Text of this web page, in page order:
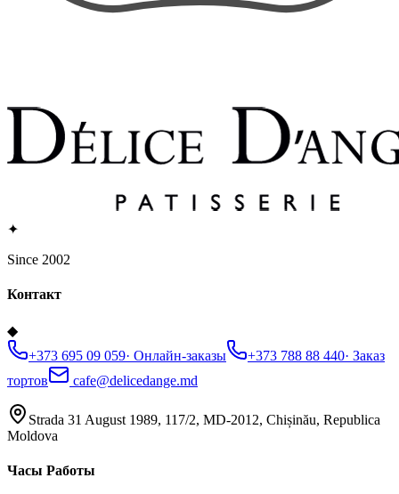
✦
Since 2002
Контакт
◆
+373 695 09 059· Онлайн-заказы +373 788 88 440· Заказ
тортов
cafe@delicedange.md
Strada 31 August 1989, 117/2, MD-2012, Chișinău, Republica
Moldova
Часы Работы